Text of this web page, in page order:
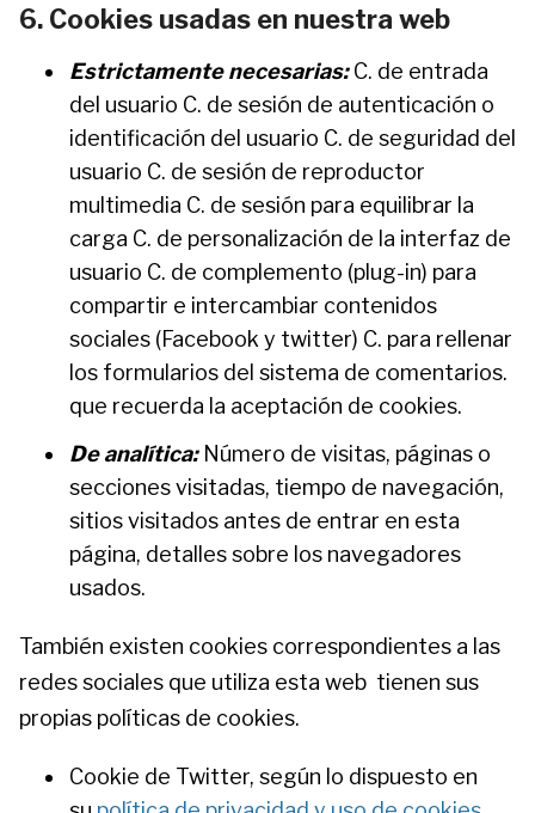
6. Cookies usadas en nuestra web
Estrictamente necesarias:C. de entrada
del usuario C. de sesión de autenticación o
identificación del usuario C. de seguridad del
usuario C. de sesión de reproductor
multimedia C. de sesión para equilibrar la
carga C. de personalización de la interfaz de
usuario C. de complemento (plug-in) para
compartir e intercambiar contenidos
sociales (Facebook y twitter) C. para rellenar
los formularios del sistema de comentarios.
que recuerda la aceptación de cookies.
De analítica:Número de visitas, páginas o
secciones visitadas, tiempo de navegación,
sitios visitados antes de entrar en esta
página, detalles sobre los navegadores
usados.
También existen cookies correspondientes a las
redes sociales que utiliza esta web tienen sus
propias políticas de cookies.
Cookie de Twitter, según lo dispuesto en